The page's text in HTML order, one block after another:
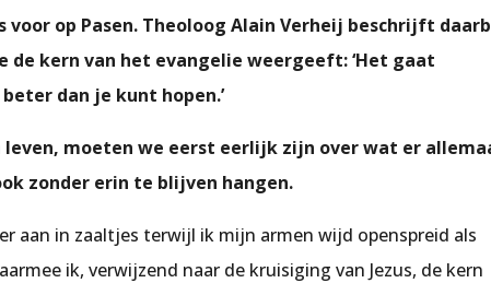
op Pasen. Theoloog Alain Verheij beschrijft
kern van het evangelie weergeeft: ‘Het gaat
dan je kunt hopen.’
moeten we eerst eerlijk zijn over wat er
zonder erin te blijven hangen.
aan in zaaltjes terwijl ik mijn armen wijd openspreid als
ik, verwijzend naar de kruisiging van Jezus, de kern